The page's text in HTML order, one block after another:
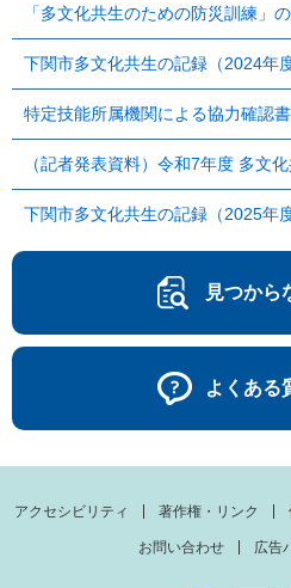
「多文化共生のための防災訓練」
下関市多文化共生の記録（2024年度
特定技能所属機関による協力確認
（記者発表資料）令和7年度 多文
下関市多文化共生の記録（2025年度
見つから
よくある
アクセシビリティ 著作権・リンク
お問い合わせ 広告